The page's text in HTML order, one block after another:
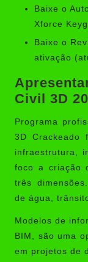
Baixe o
Xforce
Baixe o
ativação
Civil 3D
Programa
3D Crackeado
infraestrutura,
foco a criação
três
de água,
Modelos de
BIM, são uma
em projetos de